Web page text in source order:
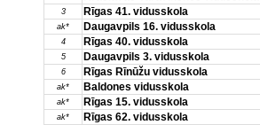
3 Rīgas 41. vidusskola
ak* Daugavpils 16. vidusskola
4 Rīgas 40. vidusskola
5 Daugavpils 3. vidusskola
6 Rīgas Rīnūžu vidusskola
ak* Baldones vidusskola
ak* Rīgas 15. vidusskola
ak* Rīgas 62. vidusskola